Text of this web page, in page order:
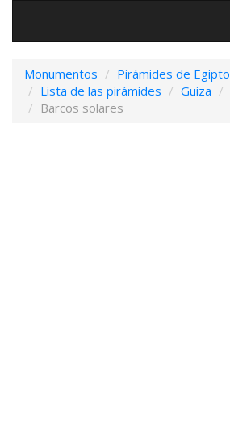
Monumentos
Pirámides de Egipto
Lista de las pirámides
Guiza
Barcos solares